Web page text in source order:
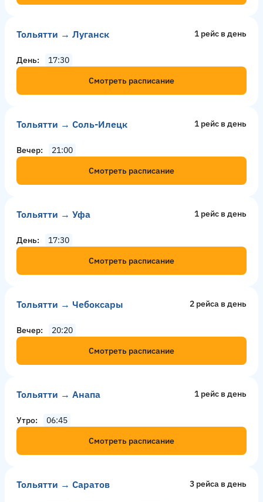
Тольятти → Луганск 1 рейс в день
День
17:30
Смотреть расписание
Тольятти → Соль-Илецк 1 рейс в день
Вечер
21:00
Смотреть расписание
Тольятти → Уфа 1 рейс в день
День
17:30
Смотреть расписание
Тольятти → Чебоксары 2 рейсa в день
Вечер
20:20
Смотреть расписание
Тольятти → Анапа 1 рейс в день
Утро
06:45
Смотреть расписание
Тольятти → Саратов 3 рейсa в день